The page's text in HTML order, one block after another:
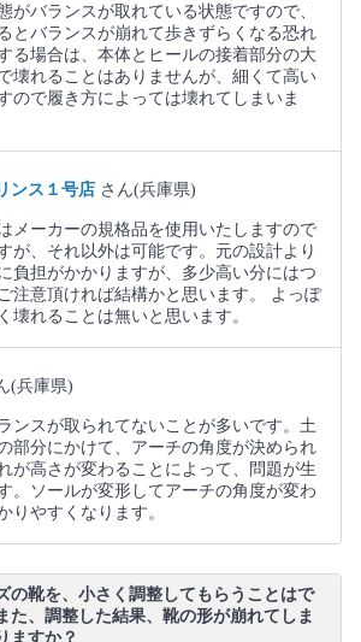
がバランスが取れている状態ですので、
とバランスが崩れて歩きずらくなる恐れ
る場合は、本体とヒールの接着部分の大
壊れることはありませんが、細くて高い
ので履き方によっては壊れてしまいま
ンス１号店 さん(兵庫県)
メーカーの規格品を使用いたしますので
が、それ以外は可能です。元の設計より
負担がかかりますが、多少高い分にはつ
注意頂ければ結構かと思います。 よっぽ
壊れることは無いと思います。
(兵庫県)
ンスが取られてないことが多いです。土
部分にかけて、アーチの角度が決められ
が高さが変わることによって、問題が生
。ソールが変形してアーチの角度が変わ
りやすくなります。
の靴を、小さく調整してもらうことはで
た、調整した結果、靴の形が崩れてしま
ますか？